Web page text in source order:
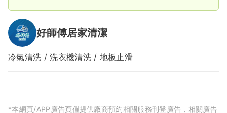
好師傅居家清潔
冷氣清洗 / 洗衣機清洗 / 地板止滑
*本網頁/APP廣告頁僅提供廠商預約相關服務刊登廣告，相關廣告